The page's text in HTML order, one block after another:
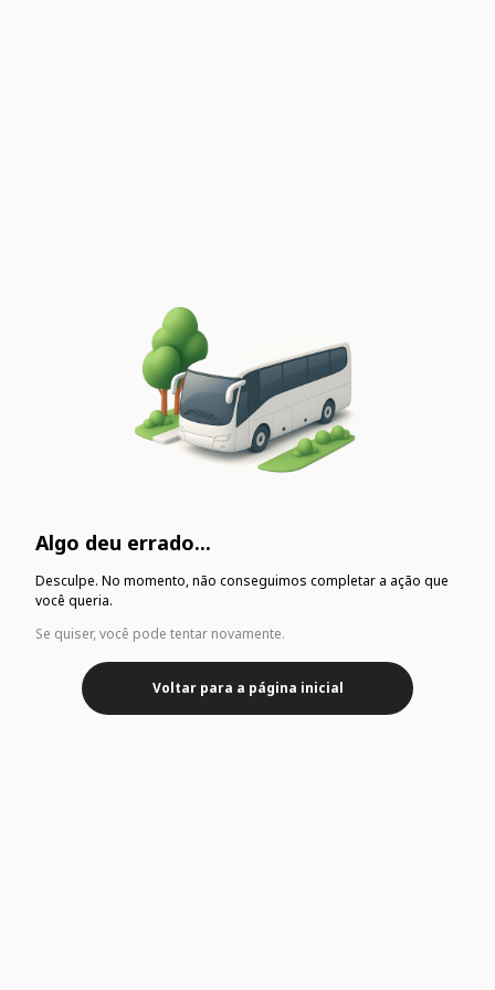
Algo deu errado...
Desculpe. No momento, não conseguimos completar a ação que
você queria.
Se quiser, você pode tentar novamente.
Voltar para a página inicial